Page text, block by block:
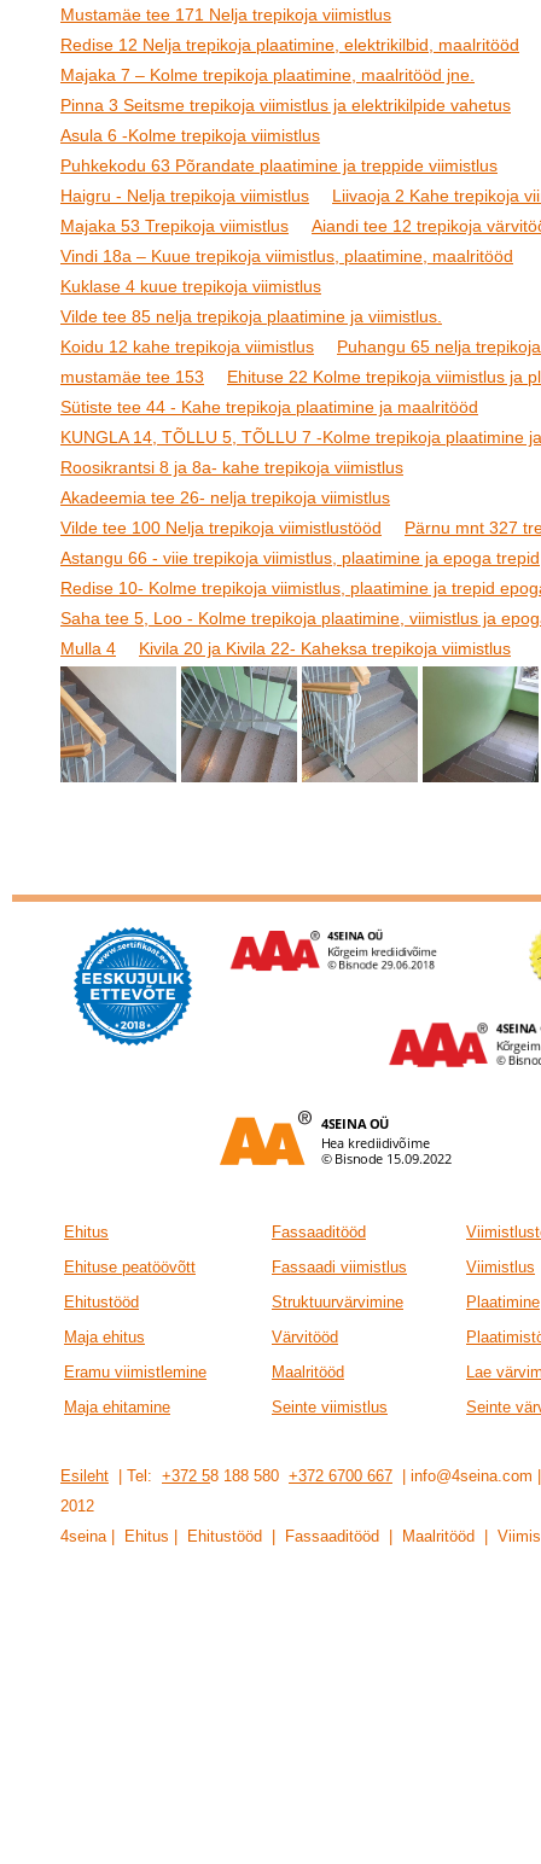
Mustamäe tee 171 Nelja trepikoja viimistlus
Redise 12 Nelja trepikoja plaatimine, elektrikilbid, maalritööd
Majaka 7 – Kolme trepikoja plaatimine, maalritööd jne.
Pinna 3 Seitsme trepikoja viimistlus ja elektrikilpide vahetus
Asula 6 -Kolme trepikoja viimistlus
Puhkekodu 63 Põrandate plaatimine ja treppide viimistlus
Haigru - Nelja trepikoja viimistlus
Liivaoja 2 Kahe trepikoja
Majaka 53 Trepikoja viimistlus
Aiandi tee 12 trepikoja
Vindi 18a – Kuue trepikoja viimistlus, plaatimine, maalritööd
Kuklase 4 kuue trepikoja viimistlus
Vilde tee 85 nelja trepikoja plaatimine ja viimistlus.
Koidu 12 kahe trepikoja viimistlus
Puhangu 65 nelja
mustamäe tee 153
Ehituse 22 Kolme trepikoja viimistlus ja
Sütiste tee 44 - Kahe trepikoja plaatimine ja maalritööd
KUNGLA 14, TÕLLU 5, TÕLLU 7 -Kolme trepikoja plaatimine
Roosikrantsi 8 ja 8a- kahe trepikoja viimistlus
Akadeemia tee 26- nelja trepikoja viimistlus
Vilde tee 100 Nelja trepikoja viimistlustööd
Pärnu mnt 327
Astangu 66 - viie trepikoja viimistlus, plaatimine ja epoga trepid
Redise 10- Kolme trepikoja viimistlus, plaatimine ja trepid
Saha tee 5, Loo - Kolme trepikoja plaatimine, viimistlus ja
Mulla 4
Kivila 20 ja Kivila 22- Kaheksa trepikoja viimistlus
Ehitus Fassaaditööd
Ehituse peatöövõtt
Fassaadi viimistlus
Viimistlus
Ehitustööd
Struktuurvärvimine
Plaatimine
Maja ehitus
Värvitööd
Eramu viimistlemine
Maalritööd
Lae
Maja ehitamine
Seinte viimistlus Seinte
Esileht | Tel: +372 58 188 580 +372 6700 667 |
201 2
4seina | Ehitus | Ehitustööd | Fassaaditööd | Maalritööd |